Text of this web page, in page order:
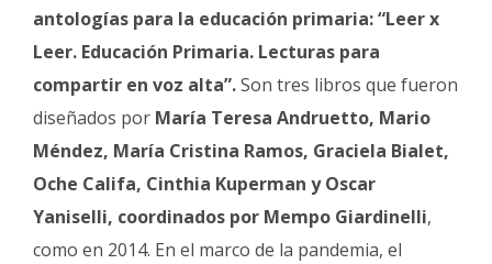
antologías para la educación primaria: “Leer x
Leer. Educación Primaria. Lecturas para
compartir en voz alta”.Son tres libros que fueron
diseñados por María Teresa Andruetto, Mario
Méndez, María Cristina Ramos, Graciela Bialet,
Oche Califa, Cinthia Kuperman y Oscar
Yaniselli, coordinados por Mempo Giardinelli,
como en 2014. En el marco de la pandemia, el